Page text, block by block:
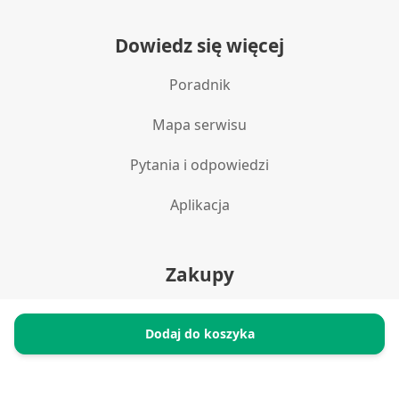
Dodaj do koszyka
Dowiedz się więcej
Poradnik
Mapa serwisu
Pytania i odpowiedzi
Aplikacja
Zakupy
Polityka prywatności
Reklamacje i zwroty
geolokalizacyjnych
Identyfikowanie urządzeń na podstawie
aktywnie żądanych informacji
Cele przetwarzania inne niż IAB: